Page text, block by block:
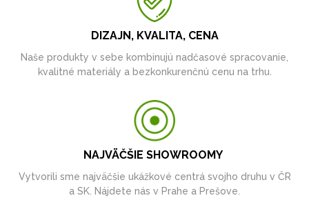
DIZAJN, KVALITA, CENA
Naše produkty v sebe kombinujú nadčasové spracovanie,
kvalitné materiály a bezkonkurenčnú cenu na trhu.
NAJVÄČŠIE SHOWROOMY
Vytvorili sme najväčšie ukážkové centrá svojho druhu v ČR
a SK. Nájdete nás v Prahe a Prešove.